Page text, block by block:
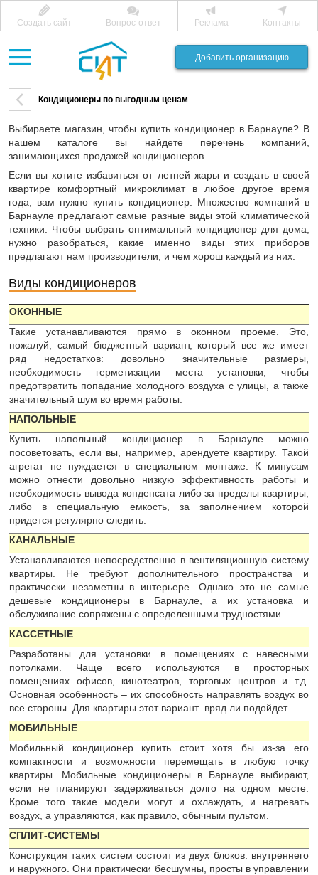
Создать сайт Вопрос-ответ Реклама Контакты
Добавить организацию
Кондиционеры по выгодным ценам
Выбираете магазин, чтобы купить кондиционер в Барнауле? В
нашем каталоге вы найдете перечень компаний,
занимающихся продажей кондиционеров.
Если вы хотите избавиться от летней жары и создать в своей
квартире комфортный микроклимат в любое другое время
года, вам нужно купить кондиционер. Множество компаний в
Барнауле предлагают самые разные виды этой климатической
техники. Чтобы выбрать оптимальный кондиционер для дома,
нужно разобраться, какие именно виды этих приборов
предлагают нам производители, и чем хорош каждый из них.
Виды кондиционеров
ОКОННЫЕ
Такие устанавливаются прямо в оконном проеме. Это,
пожалуй, самый бюджетный вариант, который все же имеет
ряд недостатков: довольно значительные размеры,
необходимость герметизации места установки, чтобы
предотвратить попадание холодного воздуха с улицы, а также
значительный шум во время работы.
НАПОЛЬНЫЕ
Купить напольный кондиционер в Барнауле можно
посоветовать, если вы, например, арендуете квартиру. Такой
агрегат не нуждается в специальном монтаже. К минусам
можно отнести довольно низкую эффективность работы и
необходимость вывода конденсата либо за пределы квартиры,
либо в специальную емкость, за заполнением которой
придется регулярно следить.
КАНАЛЬНЫЕ
Устанавливаются непосредственно в вентиляционную систему
квартиры. Не требуют дополнительного пространства и
практически незаметны в интерьере. Однако это не самые
дешевые кондиционеры в Барнауле, а их установка и
обслуживание сопряжены с определенными трудностями.
КАССЕТНЫЕ
Разработаны для установки в помещениях с навесными
потолками. Чаще всего используются в просторных
помещениях офисов, кинотеатров, торговых центров и т.д.
Основная особенность – их способность направлять воздух во
все стороны. Для квартиры этот вариант вряд ли подойдет.
МОБИЛЬНЫЕ
Мобильный кондиционер купить стоит хотя бы из-за его
компактности и возможности перемещать в любую точку
квартиры. Мобильные кондиционеры в Барнауле выбирают,
если не планируют задерживаться долго на одном месте.
Кроме того такие модели могут и охлаждать, и нагревать
воздух, а управляются, как правило, обычным пультом.
СПЛИТ-СИСТЕМЫ
Конструкция таких систем состоит из двух блоков: внутреннего
и наружного. Они практически бесшумны, просты в управлении